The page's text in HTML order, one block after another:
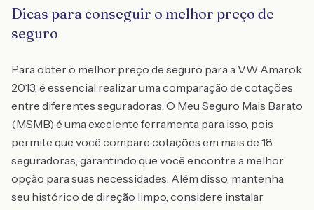
Dicas para conseguir o melhor preço de
seguro
Para obter o melhor preço de seguro para a VW Amarok
2013, é essencial realizar uma comparação de cotações
entre diferentes seguradoras. O Meu Seguro Mais Barato
(MSMB) é uma excelente ferramenta para isso, pois
permite que você compare cotações em mais de 18
seguradoras, garantindo que você encontre a melhor
opção para suas necessidades. Além disso, mantenha
seu histórico de direção limpo, considere instalar